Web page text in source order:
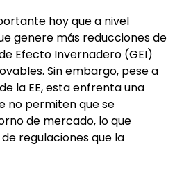
hoy que a nivel
genere más reducciones de
Efecto Invernadero (GEI)
Sin embargo, pese a
la EE, esta enfrenta una
no permiten que se
de mercado, lo que
regulaciones que la